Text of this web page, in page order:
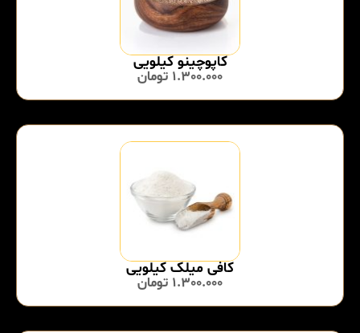
کاپوچینو کیلویی
1.300.000 تومان
کافی میلک کیلویی
1.300.000 تومان